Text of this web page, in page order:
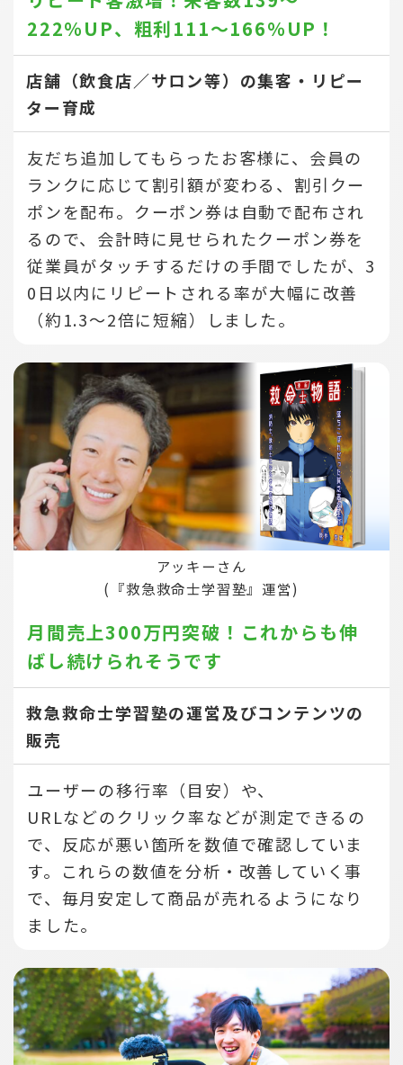
222％UP、 粗利111～166％UP！
店舗（飲食店／サロン等）の集客・リピー
ター育成
友だち追加してもらったお客様に、会員の
ランクに応じて割引額が変わる、割引クー
ポンを配布。クーポン券は自動で配布され
るので、会計時に見せられたクーポン券を
従業員がタッチするだけの手間でしたが、3
0日以内にリピートされる率が大幅に改善
（約1.3～2倍に短縮）しました。
アッキーさん
(『救急救命士学習塾』運営)
月間売上300万円突破！ これからも伸
ばし続けられそうです
救急救命士学習塾の運営及びコンテンツの
販売
ユーザーの移行率（目安）や、
URLなどのクリック率などが測定できるの
で、反応が悪い箇所を数値で確認していま
す。
これらの数値を分析・改善していく事
で、毎月安定して商品が売れるようになり
ました。